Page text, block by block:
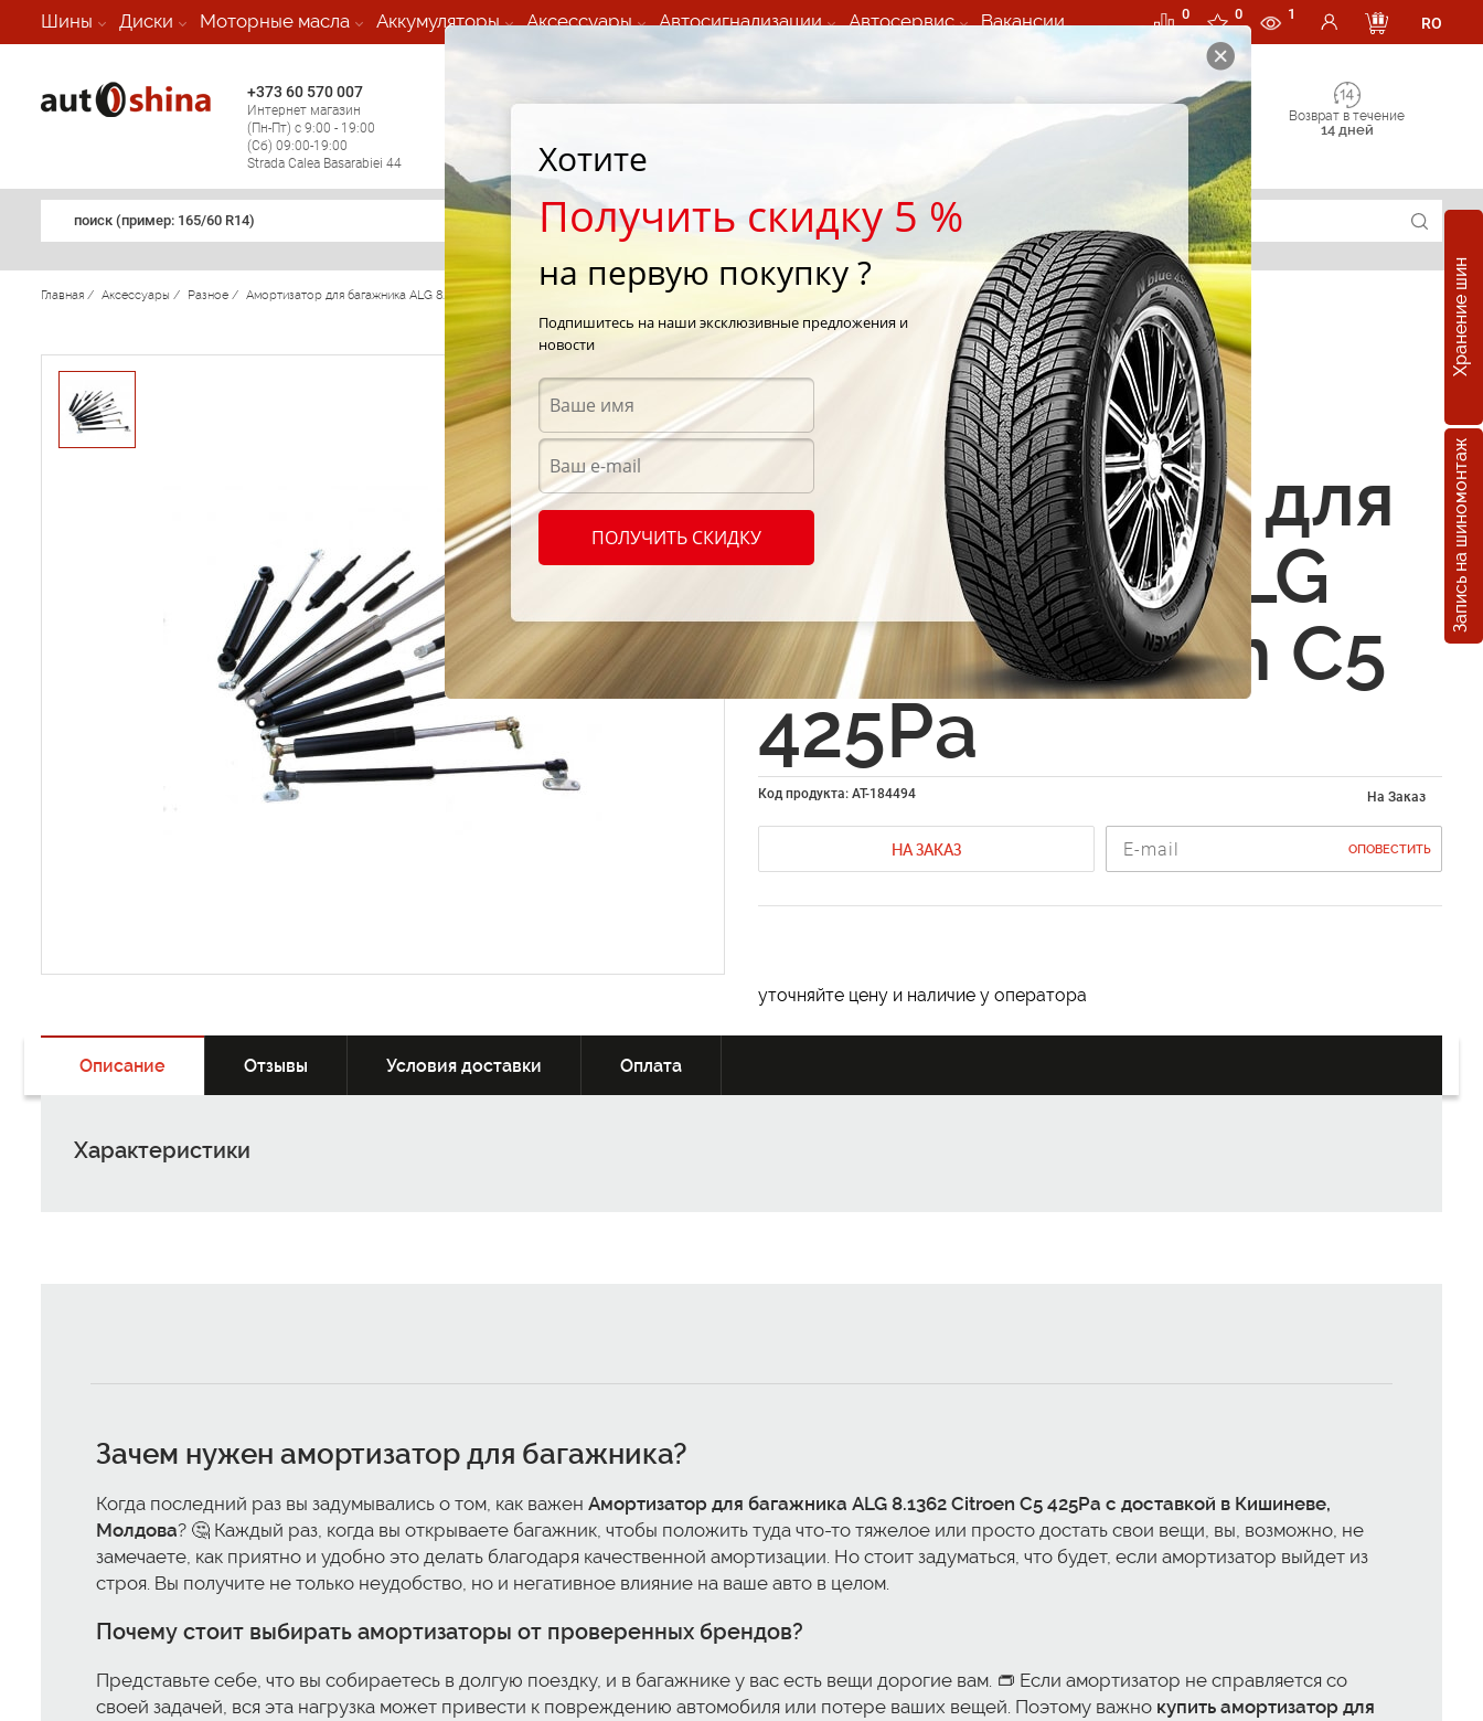
Шины Диски Моторные масла Аккумуляторы Аксессуары Автосигнализации Автосервис Вакансии 0 0 1
RO
+373 60 570 007
Интернет магазин
(Пн-Пт) с 9:00 - 19:00
(Сб) 09:00-19:00
Strada Calea Basarabiei 44
Мобильный шиномонтаж 24/7
Возврат в течение
14 дней
поиск (примеp: 165/60 R14)
Хранение шин
Запись на шиномонтаж
Главная / Аксессуары / Разное / Амортизатор для багажника ALG 8.1362 Citroen C5 425Pa
Аксессуары
Амортизатор для
багажника ALG
8.1362 Citroen C5
425Pa
Код продукта: AT-184494 На Заказ
НА ЗАКАЗ ОПОВЕСТИТЬ
уточняйте цену и наличие у оператора
Описание Отзывы Условия доставки Оплата
Характеристики
Зачем нужен амортизатор для багажника?
Когда последний раз вы задумывались о том, как важен Амортизатор для багажника ALG 8.1362 Citroen C5 425Pa с доставкой в Кишиневе,
Молдова? 🤔 Каждый раз, когда вы открываете багажник, чтобы положить туда что-то тяжелое или просто достать свои вещи, вы, возможно, не
замечаете, как приятно и удобно это делать благодаря качественной амортизации. Но стоит задуматься, что будет, если амортизатор выйдет из
строя. Вы получите не только неудобство, но и негативное влияние на ваше авто в целом.
Почему стоит выбирать амортизаторы от проверенных брендов?
Представьте себе, что вы собираетесь в долгую поездку, и в багажнике у вас есть вещи дорогие вам. 👝 Если амортизатор не справляется со
своей задачей, вся эта нагрузка может привести к повреждению автомобиля или потере ваших вещей. Поэтому важно купить амортизатор для
Хотите
Получить скидку 5 %
на первую покупку ?
Подпишитесь на наши эксклюзивные предложения и
новости
ПОЛУЧИТЬ СКИДКУ